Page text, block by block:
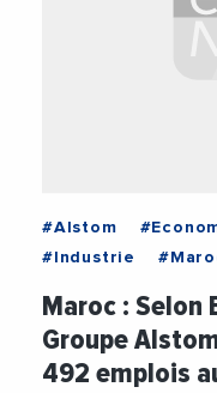
#Alstom
#Industrie
Maroc : Selon
Groupe
492 emplois